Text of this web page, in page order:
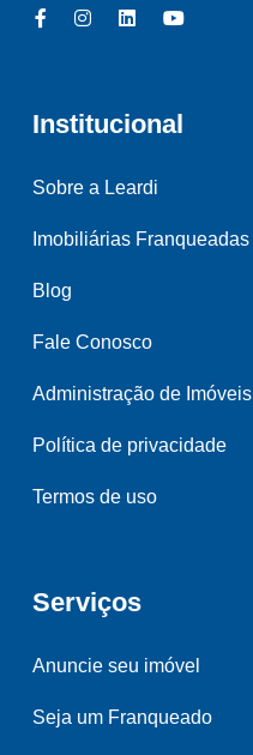
Institucional
Sobre a Leardi
Imobiliárias Franqueadas
Blog
Fale Conosco
Administração de Imóveis
Política de privacidade
Termos de uso
Serviços
Anuncie seu imóvel
Seja um Franqueado